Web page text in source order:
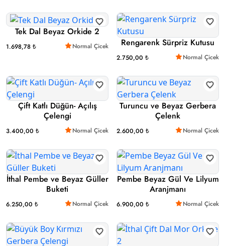
Tek Dal Beyaz Orkide 2
1.698,78 ₺ Normal Çicek Rengarenk Sürpriz Kutusu
2.750,00 ₺ Normal Çicek
Çift Katlı Düğün- Açılış
Çelengi
3.400,00 ₺ Normal Çicek
Turuncu ve Beyaz Gerbera
Çelenk
2.600,00 ₺ Normal Çicek
İthal Pembe ve Beyaz Güller
Buketi
6.250,00 ₺ Normal Çicek
Pembe Beyaz Gül Ve Lilyum
Aranjmanı
6.900,00 ₺ Normal Çicek